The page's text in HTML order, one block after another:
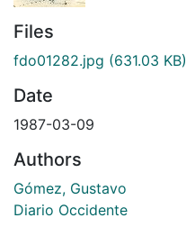
Files
fdo01282.jpg (631.03 KB)
Date
1987-03-09
Authors
Gómez, Gustavo
Diario Occidente